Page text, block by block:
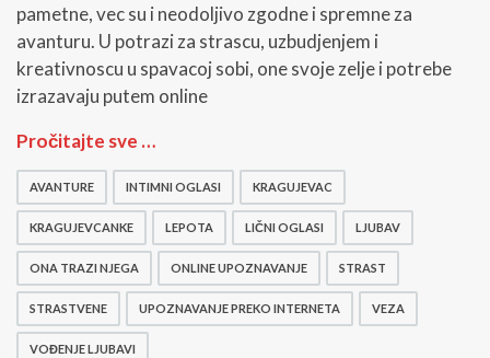
pametne, vec su i neodoljivo zgodne i spremne za
avanturu. U potrazi za strascu, uzbudjenjem i
kreativnoscu u spavacoj sobi, one svoje zelje i potrebe
izrazavaju putem online
O
t
a
i
j
Pročitajte sve …
AVANTURE INTIMNI OGLASI KRAGUJEVAC
KRAGUJEVCANKE LEPOTA LIČNI OGLASI LJUBAV
ONA TRAZI NJEGA ONLINE UPOZNAVANJE STRAST
STRASTVENE UPOZNAVANJE PREKO INTERNETA VEZA
VOĐENJE LJUBAVI